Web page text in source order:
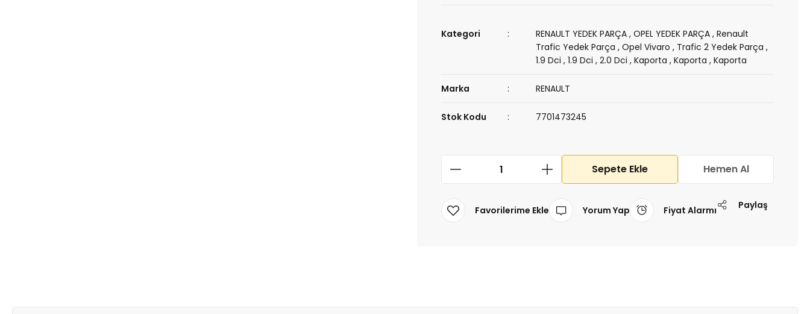
Kategori RENAULT YEDEK PARÇA ,OPEL YEDEK PARÇA ,Renault
Trafic Yedek Parça ,Opel Vivaro , Trafic 2 Yedek Parça ,
1.9 Dci ,1.9 Dci ,2.0 Dci ,Kaporta ,Kaporta ,Kaporta
Marka RENAULT
Stok Kodu 7701473245
Sepete Ekle Hemen Al
Yorum Yap Fiyat Alarmı Paylaş